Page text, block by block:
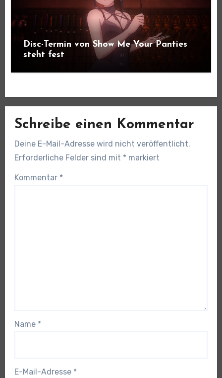
Disc-Termin von Show Me Your Panties
steht fest
Schreibe einen Kommentar
Deine E-Mail-Adresse wird nicht veröffentlicht.
Erforderliche Felder sind mit * markiert
Kommentar *
Name *
E-Mail-Adresse *